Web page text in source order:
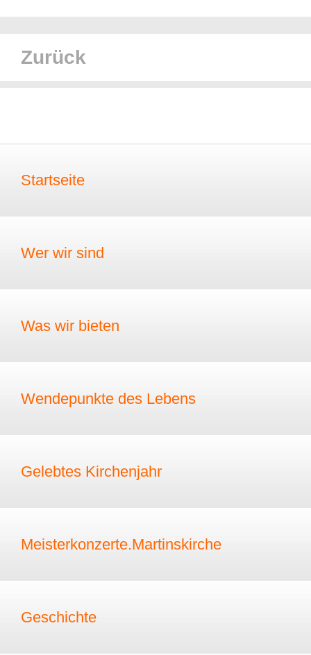
Zurück
Startseite
Wer wir sind
Was wir bieten
Wendepunkte des Lebens
Gelebtes Kirchenjahr
Meisterkonzerte.Martinskirche
Geschichte